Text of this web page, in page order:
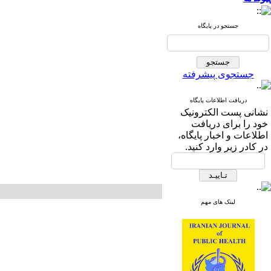
جستجو در پایگاه
جستجوی پیشرفته
دریافت اطلاعات پایگاه
نشانی پست الکترونیک
خود را برای دریافت
اطلاعات و اخبار پایگاه،
در کادر زیر وارد کنید.
لینک های مهم